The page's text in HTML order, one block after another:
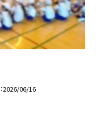
2026/06/16